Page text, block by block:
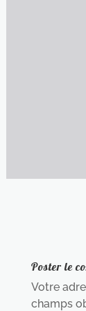
Poster le
Votre
champs